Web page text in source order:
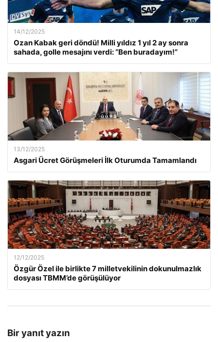
14/12/2025
Ozan Kabak geri döndü! Milli yıldız 1 yıl 2 ay sonra
sahada, golle mesajını verdi: “Ben buradayım!”
13/12/2025
Asgari Ücret Görüşmeleri İlk Oturumda Tamamlandı
12/12/2025
Özgür Özel ile birlikte 7 milletvekilinin dokunulmazlık
dosyası TBMM’de görüşülüyor
Bir yanıt yazın